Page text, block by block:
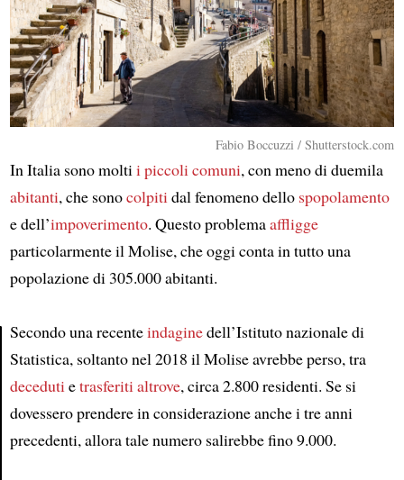
Article
Fabio Boccuzzi / Shutterstock.com
In Italia sono moltii piccoli comuni, con meno di duemila
abitanti, che sonocolpitidal fenomeno dello spopolamento
e dell’impoverimento. Questo problemaaffligge
particolarmente il Molise, che oggi conta in tutto una
popolazione di 305.000 abitanti.
Secondo una recenteindaginedell’Istituto nazionale di
Statistica, soltanto nel 2018 il Molise avrebbe perso, tra
decedutietrasferiti altrove, circa 2.800 residenti. Se si
dovessero prendere in considerazione anche i tre anni
precedenti, allora tale numero salirebbe fino 9.000.